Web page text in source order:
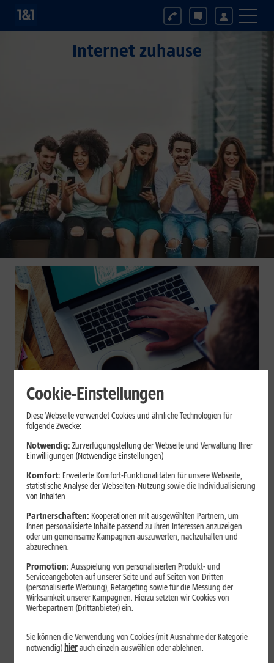
Internet zuhause
Internet zuhause
Browser-Erweiterungen sicher
nutzen: So erkennst Du
vertrauenswürdige Add-ons
Browser-Erweiterungen können praktisch sein, greifen aber je
nach Berechtigung tief in Deine Browserdaten ein. Der Beitrag
zeigt Dir, wie Du Add-ons vor der Installation prüfst und riskante
Erweiterungen erkennst.
Mehr erfahren
Cookie-Einstellungen
Diese Webseite verwendet Cookies und ähnliche Technologien für
folgende Zwecke:
Notwendig: Zurverfügungstellung der Webseite und Verwaltung Ihrer
Einwilligungen (Notwendige Einstellungen)
Komfort: Erweiterte Komfort-Funktionalitäten für unsere Webseite,
statistische Analyse der Webseiten-Nutzung sowie die Individualisierung
von Inhalten
Partnerschaften: Kooperationen mit ausgewählten Partnern, um
Ihnen personalisierte Inhalte passend zu Ihren Interessen anzuzeigen
oder um gemeinsame Kampagnen auszuwerten, nachzuhalten und
abzurechnen.
Promotion: Ausspielung von personalisierten Produkt- und
Serviceangeboten auf unserer Seite und auf Seiten von Dritten
(personalisierte Werbung), Retargeting sowie für die Messung der
Wirksamkeit unserer Kampagnen. Hierzu setzten wir Cookies von
Werbepartnern (Drittanbieter) ein.
Sie können die Verwendung von Cookies (mit Ausnahme der Kategorie
notwendig) hierauch einzeln auswählen oder ablehnen.